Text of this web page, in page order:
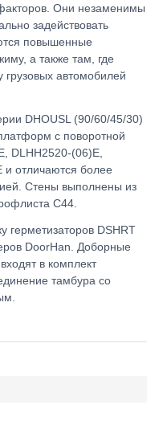
Они незаменимы
задействовать
повышенные
а также там, где
грузовых автомобилей
DHOUSL (90/60/45/30)
с поворотной
DLHH2520-(06)E,
и отличаются более
Стены выполнены из
С44.
герметизаторов DSHRT
DoorHan. Доборные
в комплект
тамбура со